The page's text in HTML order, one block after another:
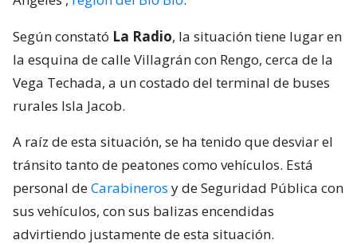
Según constató La Radio, la situación tiene lugar en
la esquina de calle Villagrán con Rengo, cerca de la
Vega Techada, a un costado del terminal de buses
rurales Isla Jacob.
A raíz de esta situación, se ha tenido que desviar el
tránsito tanto de peatones como vehículos. Está
personal deCarabineros y de Seguridad Pública con
sus vehículos, con sus balizas encendidas
advirtiendo justamente de esta situación.